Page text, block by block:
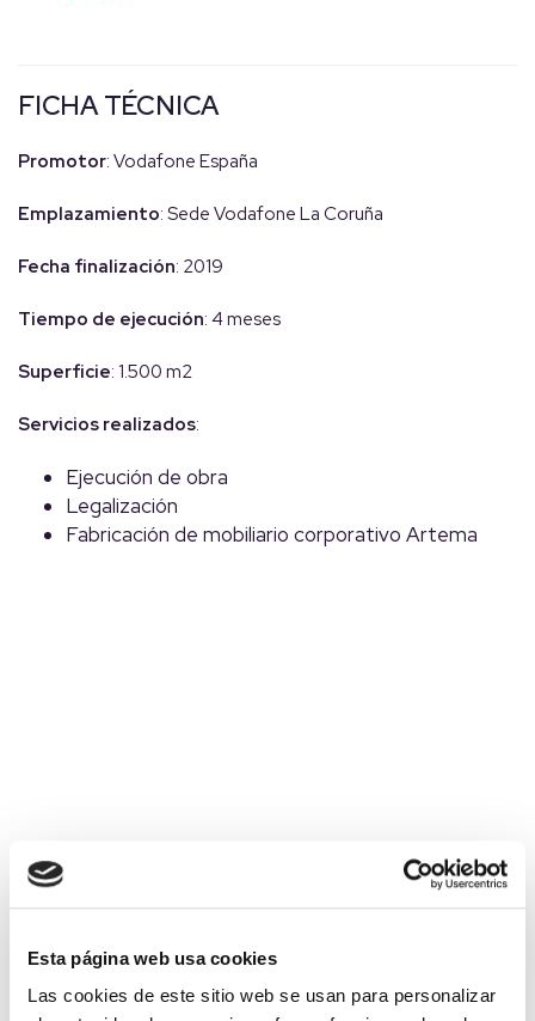
Esta página web usa cookies
Las cookies de este sitio web se usan para personalizar
FICHA TÉCNICA
Promotor: Vodafone España
Emplazamiento: Sede Vodafone La Coruña
Fecha finalización: 2019
Tiempo de ejecución: 4 meses
Superficie: 1.500 m2
Servicios realizados:
Ejecución de obra
Legalización
Fabricación de mobiliario corporativo Artema